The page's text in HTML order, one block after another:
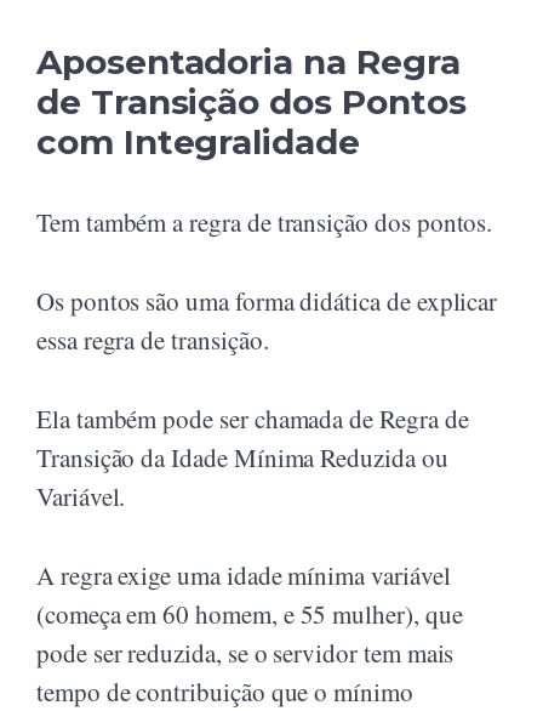
Aposentadoria na Regra
de Transição dos Pontos
com Integralidade
Tem também a regra de transição dos pontos.
Os pontos são uma forma didática de explicar
essa regra de transição.
Ela também pode ser chamada de Regra de
Transição da Idade Mínima Reduzida ou
Variável.
A regra exige uma idade mínima variável
(começa em 60 homem, e 55 mulher), que
pode ser reduzida, se o servidor tem mais
tempo de contribuição que o mínimo